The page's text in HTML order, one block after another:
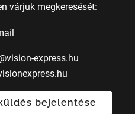
várjuk megkeresését:
express.hu
bejelentése